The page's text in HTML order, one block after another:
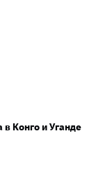
Конго и Уганде